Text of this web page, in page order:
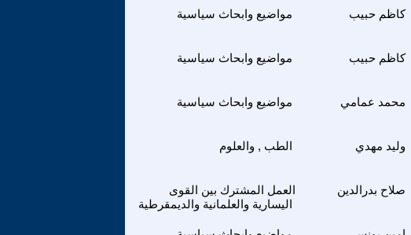
مواضيع وابحاث سياسية كاظم حبيب
مواضيع وابحاث سياسية كاظم حبيب
مواضيع وابحاث سياسية محمد عمامي
الطب , والعلوم وليد مهدي
العمل المشترك بين القوى
اليسارية والعلمانية والديمقرطية
صلاح بدرالدين